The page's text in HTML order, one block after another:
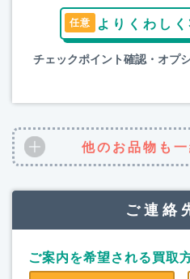
よりくわし
チェックポイント確認・オプ
他のお品物も
ご連絡
ご案内を希望される買取